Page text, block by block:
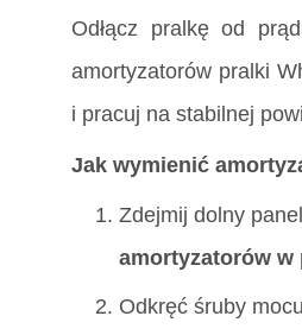
Odłącz pralkę od
amortyzatorów pralki
i pracuj na stabilnej
Jak wymienić
Zdejmij dolny
amortyzatorów w
Odkręć śruby